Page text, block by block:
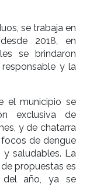
se trabaja en
2018, en
se brindaron
y la
el municipio se
exclusiva de
y de chatarra
de dengue
saludables. La
propuestas es
año, ya se